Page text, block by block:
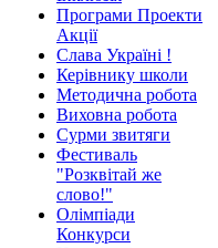
Програми Проекти
Акції
Слава Україні !
Керівнику школи
Методична робота
Виховна робота
Сурми звитяги
Фестиваль
"Розквітай же
слово!"
Олімпіади
Конкурси